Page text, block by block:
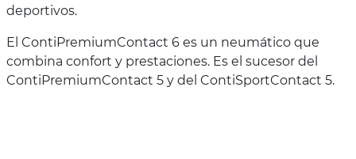
deportivos.
El ContiPremiumContact 6 es un neumático que
combina confort y prestaciones. Es el sucesor del
ContiPremiumContact 5 y del ContiSportContact 5.